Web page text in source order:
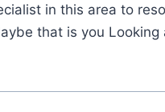
in this area to
that is you Looking